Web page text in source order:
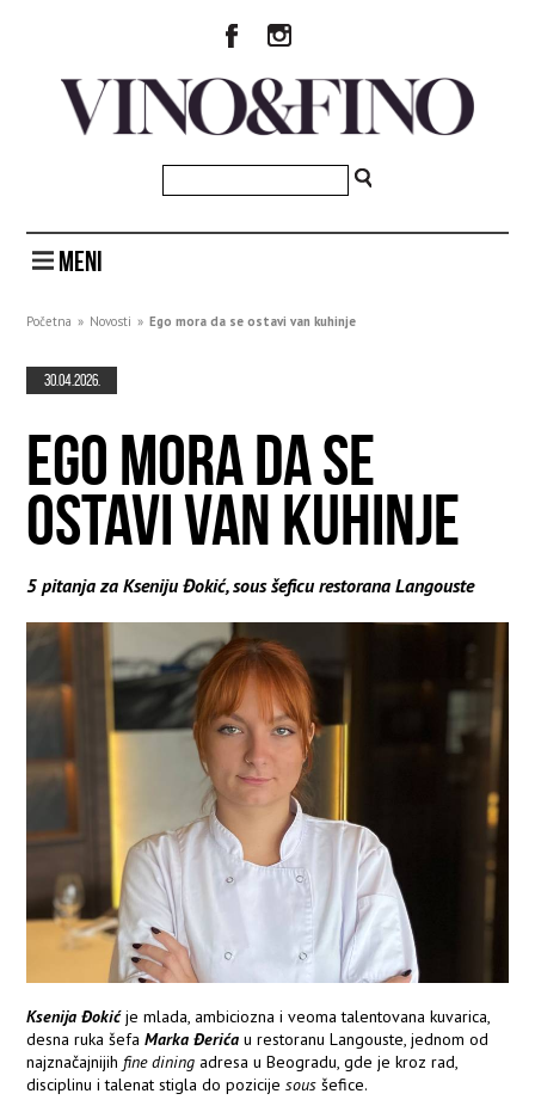
MENI
Početna » Novosti » Ego mora da se ostavi van kuhinje
30.04.2026.
EGO MORA DA SE
OSTAVI VAN KUHINJE
5 pitanja za Kseniju Đokić, sous šeficu restorana Langouste
Ksenija Đokićje mlada, ambiciozna i veoma talentovana kuvarica,
desna ruka šefaMarka Đerića u restoranu Langouste, jednom od
najznačajnijih fine dining adresa u Beogradu, gde je kroz rad,
disciplinu i talenat stigla do pozicijesous šefice.